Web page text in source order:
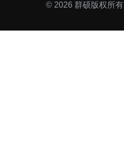
© 2026 群硕版权所有